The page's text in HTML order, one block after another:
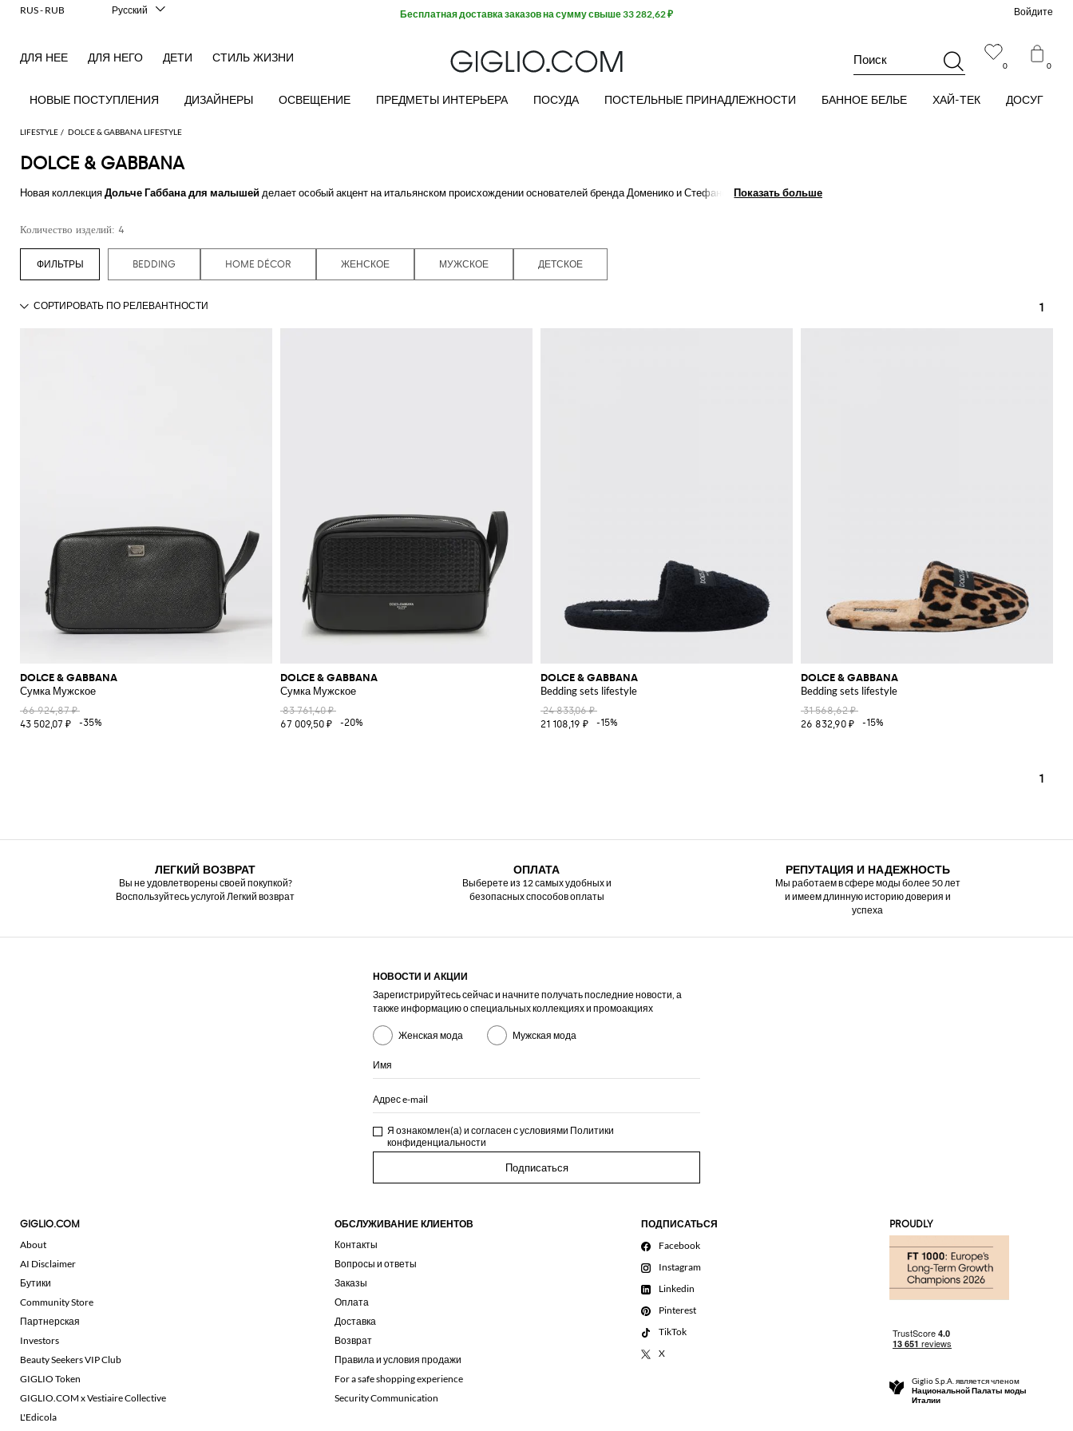
LIFESTYLE DOLCE & GABBANA LIFESTYLE
DOLCE & GABBANA
Новая коллекцияДольче Габбана для малышей делает особый акцент на итальянском происхождении основателей бренда Доменико и Стефано.
Детское платье
Узнайте больше о новой детской коллекцииДольче и Габбана онлайни заказывайте одежду для Ваших малышей на Giglio.com.
Смотреть все
DOLCE & GABBANA
Показать больше
Показать больше
Количество изделий: 4
BEDDING HOME DÉCOR ЖЕНСКОЕ МУЖСКОЕ ДЕТСКОЕ
1
DOLCE & GABBANA
Сумка Мужское
66 924,87 ₽
43 502,07 ₽
-35%
DOLCE & GABBANA
Сумка Мужское
83 761,40 ₽
67 009,50 ₽
-20%
DOLCE & GABBANA
Bedding sets lifestyle
24 833,06 ₽
21 108,19 ₽
-15%
DOLCE & GABBANA
Bedding sets lifestyle
31 568,62 ₽
26 832,90 ₽
-15%
1
0 0
Поиск
Войдите
НОВЫЕ ПОСТУПЛЕНИЯ ДИЗАЙНЕРЫ ОСВЕЩЕНИЕ
Посмотреть
лампы
ПРЕДМЕТЫ ИНТЕРЬЕРА
Посмотреть
аксессуары
аксессуары
ароматизаторы
диффузоры
Вазы
ПОСУДА
Посмотреть
белье
кувшины
Изделия
посуда
Чай
ПОСТЕЛЬНЫЕ ПРИНАДЛЕЖНОСТИ
Посмотреть
дома
Покрывала
и одеяла
БАННОЕ БЕЛЬЕ
Посмотреть
халаты
пляжные
полотенца
Косметические
ХАЙ-ТЕК
Посмотреть
аксессуары
ДОСУГ
Посмотреть
Аксессуары
животных
ДЛЯ НЕЕ ДЛЯ НЕГО ДЕТИ СТИЛЬ ЖИЗНИ
Бесплатная доставка заказов на сумму свыше 33 282,62 ₽
RUS - RUB
Русский
Français
Español
日本語
ЛЕГКИЙ ВОЗВРАТ
Вы не удовлетворены своей покупкой?
Воспользуйтесь услугой Легкий возврат
ОПЛАТА
Выберете из 12 самых удобных и
безопасных способов оплаты
РЕПУТАЦИЯ И НАДЕЖНОСТЬ
Мы работаем в сфере моды более 50 лет
и имеем длинную историю доверия и
успеха
НОВОСТИ И АКЦИИ
Зарегистрируйтесь сейчас и начните получать последние новости, а
также информацию о специальных коллекциях и промоакциях
Женская мода Мужская мода
Имя
Адрес e-mail
Я ознакомлен(а) и согласен с условиями Политики
конфиденциальности
Подписаться
GIGLIO.COM
About
AI Disclaimer
Бутики
Community Store
Партнерская
Investors
Beauty Seekers VIP Club
GIGLIO Token
GIGLIO.COM x Vestiaire Collective
L'Edicola
ОБСЛУЖИВАНИЕ КЛИЕНТОВ
Контакты
Вопросы и ответы
Заказы
Оплата
Доставка
Возврат
Правила и условия продажи
For a safe shopping experience
Security Communication
ПОДПИСАТЬСЯ
Facebook
Instagram
Linkedin
Pinterest
TikTok
X
PROUDLY
Giglio S.p.A. является членом
Национальной Палаты моды
Италии